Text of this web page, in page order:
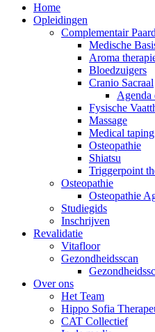
Home
Opleidingen
Complementair
Medische
Aroma
Bloedzuigers
Cranio Sacraal
Agenda
Fysische
Massage
Medical taping
Osteopathie
Shiatsu
Triggerpoint
Osteopathie
Osteopathie
Studiegids
Inschrijven
Revalidatie
Vitafloor
Gezondheidsscan
Over ons
Het Team
Hippo Sofia
CAT Collectief